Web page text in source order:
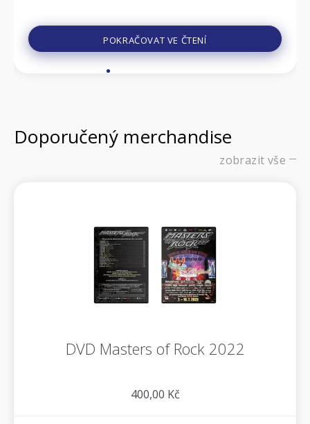
POKRAČOVAT VE ČTENÍ
Doporučený merchandise
zobrazit vše
DVD Masters of Rock 2022
400,00 Kč